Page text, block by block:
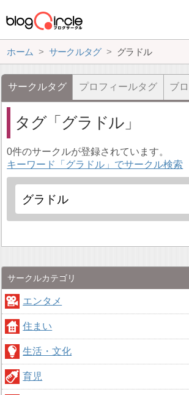
ホーム サークルタグ グラドル
サークルタグ プロフィールタグ ブ
タグ グラドル
0件のサークルが登録されています。
キーワード「グラドル」でサークル検索
サークルカテゴリ
エンタメ
住まい
生活・文化
育児